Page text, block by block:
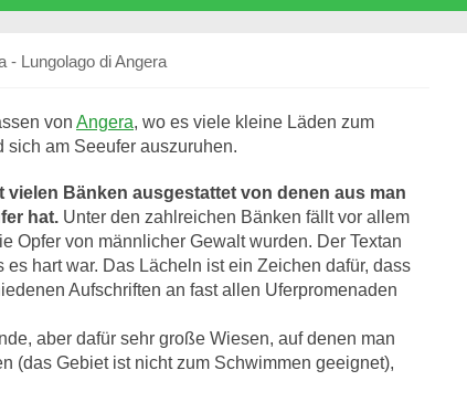
- Lungolago di Angera
von Angera, wo es viele kleine Läden zum
sich am Seeufer auszuruhen.
Bänken ausgestattet von denen aus man
hat. Unter den zahlreichen Bänken fällt vor allem
Opfer von männlicher Gewalt wurden. Der Textan
hart war. Das Lächeln ist ein Zeichen dafür, dass
Aufschriften an fast allen Uferpromenaden
aber dafür sehr große Wiesen, auf denen man
(das Gebiet ist nicht zum Schwimmen geeignet),